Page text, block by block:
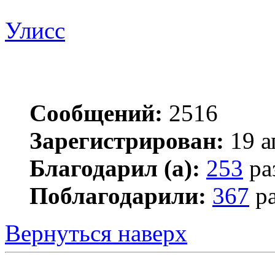
Улисс
Сообщений: 2516
Зарегистрирован: 19
Благодарил (а): 253
Поблагодарили: 367
Вернуться наверх